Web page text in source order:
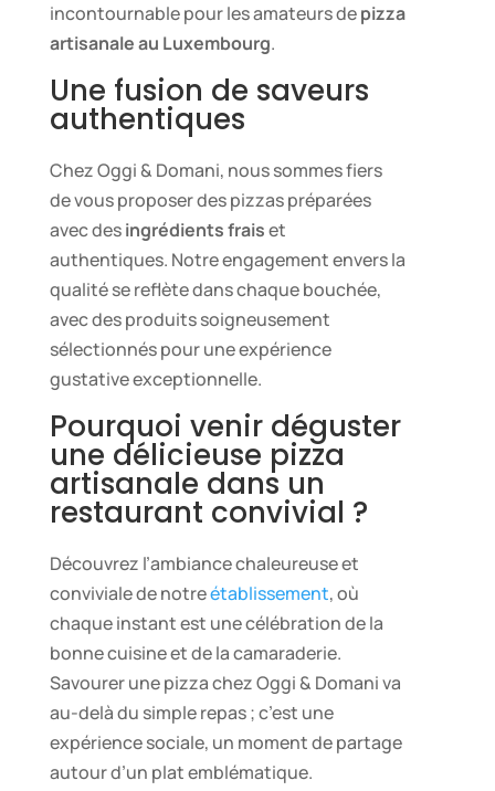
incontournable pour les amateurs depizza
artisanale au Luxembourg.
Une fusion de saveurs
authentiques
Chez Oggi & Domani, nous sommes fiers
de vous proposer des pizzas préparées
avec desingrédients fraiset
authentiques. Notre engagement envers la
qualité se reflète dans chaque bouchée,
avec des produits soigneusement
sélectionnés pour une expérience
gustative exceptionnelle.
Pourquoi venir déguster
une délicieuse pizza
artisanale dans un
restaurant convivial ?
Découvrez l’ambiance chaleureuse et
conviviale de notreétablissement, où
chaque instant est une célébration de la
bonne cuisine et de la camaraderie.
Savourer une pizza chez Oggi & Domani va
au-delà du simple repas ; c’est une
expérience sociale, un moment de partage
autour d’un plat emblématique.